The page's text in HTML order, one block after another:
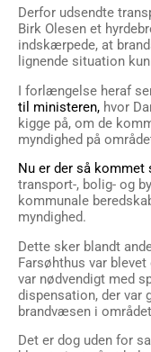
Derfor udsendte
Birk Olesen et
indskærpede, at
lignende situation
I forlængelse heraf
til ministeren, hvor
kigge på, om de
myndighed på
Nu er der så kommet
transport-, bolig- og
kommunale
myndighed.
Dette sker blandt
Farsøhthus var
var nødvendigt med
dispensation, der var
brandvæsen i
Det er dog uden for